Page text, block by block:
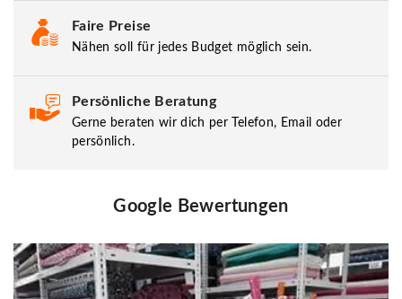
Faire Preise
Nähen soll für jedes Budget möglich sein.
Persönliche Beratung
Gerne beraten wir dich per Telefon, Email oder
persönlich.
Google Bewertungen